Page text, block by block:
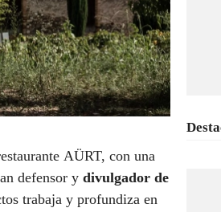
AÜRT, con una
defensor y divulgador de
trabaja y profundiza en